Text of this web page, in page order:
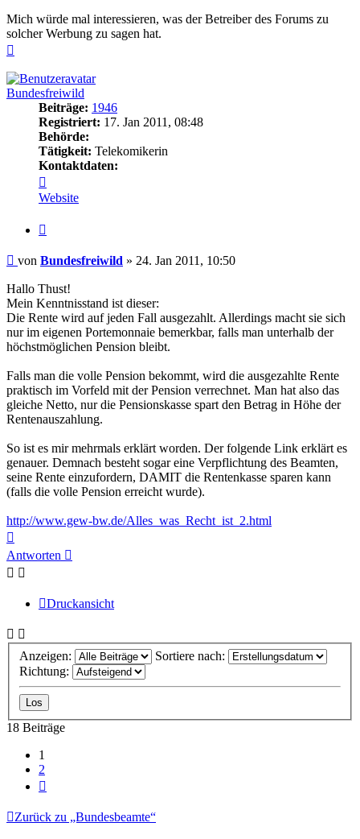
Mich würde mal interessieren, was der Betreiber des Forums zu
solcher Werbung zu sagen hat.
Bundesfreiwild
Beiträge: 1946
Registriert: 17. Jan 2011, 08:48
Behörde:
Tätigkeit: Telekomikerin
Kontaktdaten:
von
Bundesfreiwild
Website
Beitrag
von Bundesfreiwild » 24. Jan 2011, 10:50
Hallo Thust!
Mein Kenntnisstand ist dieser:
Die Rente wird auf jeden Fall ausgezahlt. Allerdings macht sie sich
nur im eigenen Portemonnaie bemerkbar, falls man unterhalb der
höchstmöglichen Pension bleibt.
Falls man die volle Pension bekommt, wird die ausgezahlte Rente
praktisch im Vorfeld mit der Pension verrechnet. Man hat also das
gleiche Netto, nur die Pensionskasse spart den Betrag in Höhe der
Rentenauszahlung.
So ist es mir mehrmals erklärt worden. Der folgende Link erklärt es
genauer. Demnach besteht sogar eine Verpflichtung des Beamten,
seine Rente einzufordern, DAMIT die Rentenkasse sparen kann
(falls die volle Pension erreicht wurde).
http://www.gew-bw.de/Alles_was_Recht_ist_2.html
oben
Antworten
Druckansicht
Anzeigen:
Sortiere nach:
Richtung:
18 Beiträge
1
2
Zurück zu „Bundesbeamte“